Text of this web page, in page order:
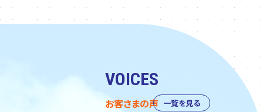
VOICES
お客さまの声 一覧を見る